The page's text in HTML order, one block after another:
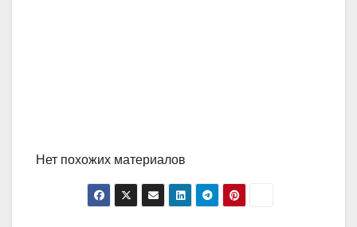
Нет похожих материалов